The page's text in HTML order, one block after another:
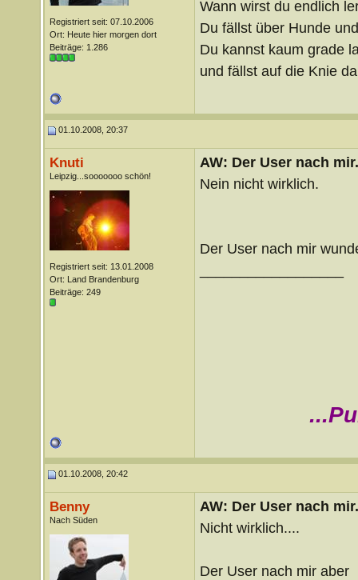
Registriert seit: 07.10.2006
Ort: Heute hier morgen dort
Beiträge: 1.286
Wann wirst du endlich
Du fällst über Hunde
Du kannst kaum grade
und fällst auf die Knie
01.10.2008, 20:37
Knuti
Leipzig...sooooooo schön!
Registriert seit: 13.01.2008
Ort: Land Brandenburg
Beiträge: 249
AW: Der User nach
Nein nicht wirklich.
Der User nach mir
01.10.2008, 20:42
Benny
Nach Süden
AW: Der User nach
Nicht wirklich....
Der User nach mir aber